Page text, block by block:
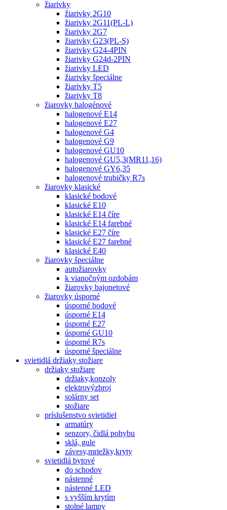
žiarivky
žiarivky 2G10
žiarivky 2G11(PL-L)
žiarivky 2G7
žiarivky G23(PL-S)
žiarivky G24-4PIN
žiarivky G24d-2PIN
žiarivky LED
žiarivky špeciálne
žiarivky T5
žiarivky T8
žiarovky halogénové
halogenové E14
halogenové E27
halogenové G4
halogenové G9
halogenové GU10
halogenové GU5,3(MR11,16)
halogenové GY6,35
halogenové trubičky R7s
žiarovky klasické
klasické bodové
klasické E10
klasické E14 číre
klasické E14 farebné
klasické E27 číre
klasické E27 farebné
klasické E40
žiarovky špeciálne
autožiarovky
k vianočným ozdobám
žiarovky bajonetové
žiarovky úsporné
úsporné bodové
úsporné E14
úsporné E27
úsporné GU10
úsporné R7s
úsporné špeciálne
svietidlá držiaky stožiare
držiaky stožiare
držiaky,konzoly
elektrovýzbroj
solárny set
stožiare
príslušenstvo svietidiel
armatúry
senzory, čidlá pohybu
sklá, gule
závesy,mriežky,kryty
svietidlá bytové
do schodov
nástenné
nástenné LED
s vyšším krytím
stolné lampy